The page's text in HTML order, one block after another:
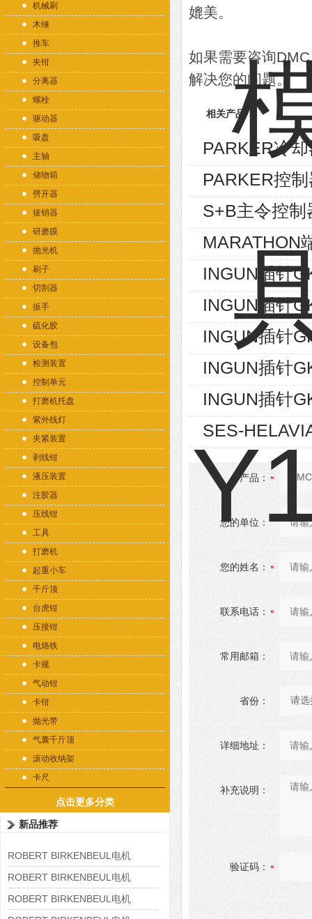
机械刷
木锤
推车
夹钳
分离器
螺栓
驱动器
吸盘
主轴
储物箱
劈开器
拔销器
研磨膜
抛光机
刷子
切割器
扳手
硫化胶
设备包
检测装置
控制单元
打磨机托盘
紫外线灯
夹紧装置
剥线钳
液压装置
注胶器
压线钳
工具
打磨机
起重小车
千斤顶
台虎钳
压接钳
电烙铁
卡规
气动钳
卡钳
抛光带
气囊千斤顶
滚动收纳架
卡尺
点击更多分类
新品推荐
ROBERT BIRKENBEUL电机
8APE225M-4-IE3
ROBERT BIRKENBEUL电机
8APE180L-4 IE3
ROBERT BIRKENBEUL电机
媲美。
如果需要咨询
解决您的问题。
相关产品
PARKER冷
PARKER控
S+B主令控
MARATHON
INGUN插针
INGUN插针
INGUN插针
INGUN插针
INGUN插针
SES-
产品：
您的单位：
您的姓名：
联系电话：
常用邮箱：
省份：
详细地址：
补充说明：
验证码：